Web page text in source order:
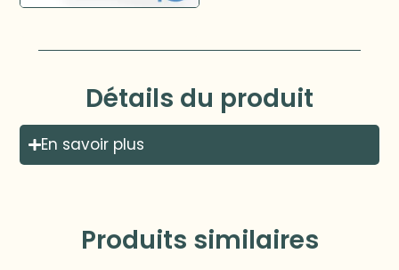
Détails du produit
En savoir plus
Produits similaires